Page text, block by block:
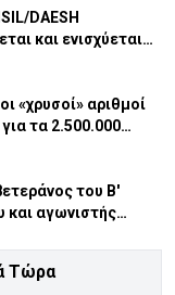
DAESH
και ενισχύεται
- Πώς απειλεί
«χρυσοί» αριθμοί
τα 2.500.000
του Β'
και αγωνιστής
Μ. Κασάπης
σε ισχυρισμό
Τώρα